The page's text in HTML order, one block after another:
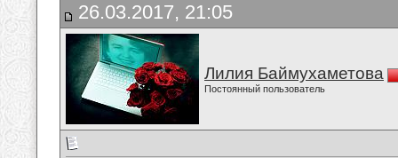
26.03.2017, 21:05
Лилия Баймухаметова
Постоянный пользователь